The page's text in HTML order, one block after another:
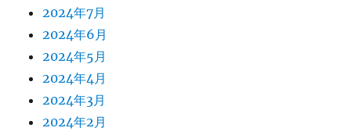
2024年7月
2024年6月
2024年5月
2024年4月
2024年3月
2024年2月